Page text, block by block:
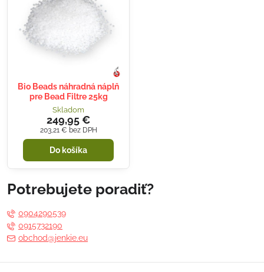
Bio Beads náhradná náplň
pre Bead Filtre 25kg
Skladom
249,95 €
203,21 € bez DPH
Do košíka
Potrebujete poradiť?
0904290539
0915732190
obchod@jenkie.eu